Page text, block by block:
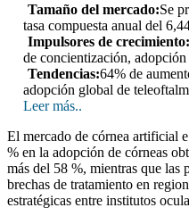
Tamaño del mercado:Se
tasa compuesta anual del
Impulsores de crecimiento:
de concientización,
Tendencias:64% de
adopción global de
Leer más..
El mercado de córnea artificial
% en la adopción de córneas
más del 58 %, mientras que las
brechas de tratamiento en
estratégicas entre institutos